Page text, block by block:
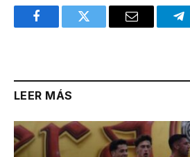
FacebookTwitter Email
LEER MÁS